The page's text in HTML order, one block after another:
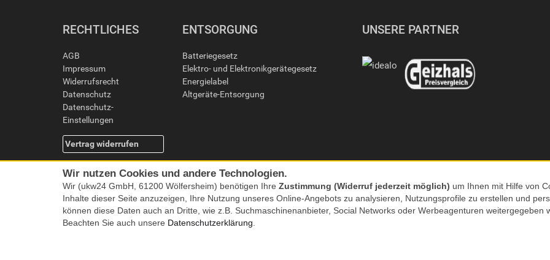
RECHTLICHES
AGB
Impressum
Widerrufsrecht
Datenschutz
Datenschutz-
Einstellungen
Vertrag widerrufen
ENTSORGUNG
Batteriegesetz
Elektro- und Elektronikgerätegesetz
Energielabel
Altgeräte-Entsorgung
UNSERE PARTNER
Alle Preise inkl. MwSt. zzgl. Versand | *) Unverbindliche Preisempfehlung | **) Ehemaliger
Wir nutzen Cookies und andere Technologien.
Wir (ukw24 GmbH, 61200 Wölfersheim) benötigen Ihre Zustimmung (Widerruf jederzeit möglich) um Ihnen mit Hilfe von
Inhalte dieser Seite anzuzeigen, Ihre Nutzung unseres Online-Angebots zu analysieren, Nutzungsprofile zu erstellen und
können diese Daten auch an Dritte, wie z.B. Suchmaschinenanbieter, Social Networks oder Werbeagenturen
Beachten Sie auch unsere Datenschutzerklärung.